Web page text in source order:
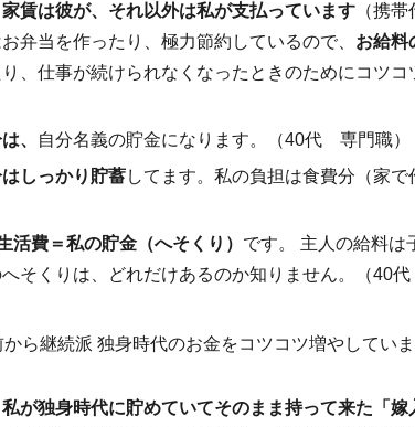
家賃は彼が、それ以外は私が支払っています （携
弁当を作ったり、極力節約しているので、 お給料
、仕事が続けられなくなったときのためにコツコ
、
自分名義の貯金になります。（40代 専門職）
しっかり貯蓄してます。私の負担は食費分（家で
活費＝私の貯金（へそくり） です。 主人の給料は
そくりは、どれだけあるのか知りません。（40
私が独身時代に貯めていてそのまま持って来た「嫁